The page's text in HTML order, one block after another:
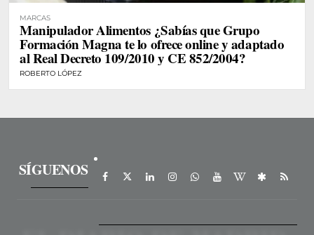
MARCAS
Manipulador Alimentos ¿Sabías que Grupo
Formación Magna te lo ofrece online y adaptado
al Real Decreto 109/2010 y CE 852/2004?
ROBERTO LÓPEZ
SÍGUENOS